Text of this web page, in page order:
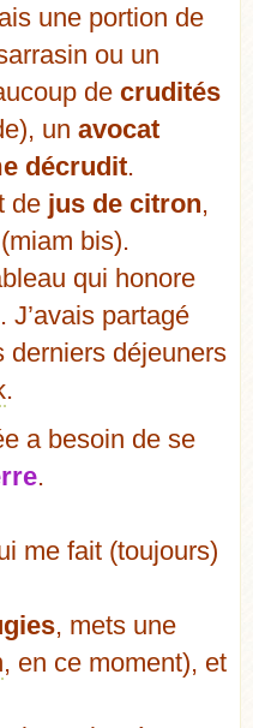
une portion de
ou un
de crudités
un avocat
décrudit.
de jus de citron,
(miam bis).
qui honore
J’avais partagé
derniers déjeuners
.
a besoin de se
.
me fait (toujours)
, mets une
, en ce moment), et